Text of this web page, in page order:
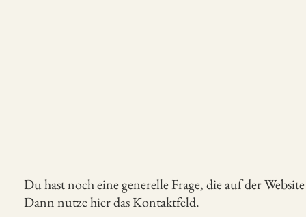
Du hast noch eine generelle Frage, die auf der
Dann nutze hier das Kontaktfeld.